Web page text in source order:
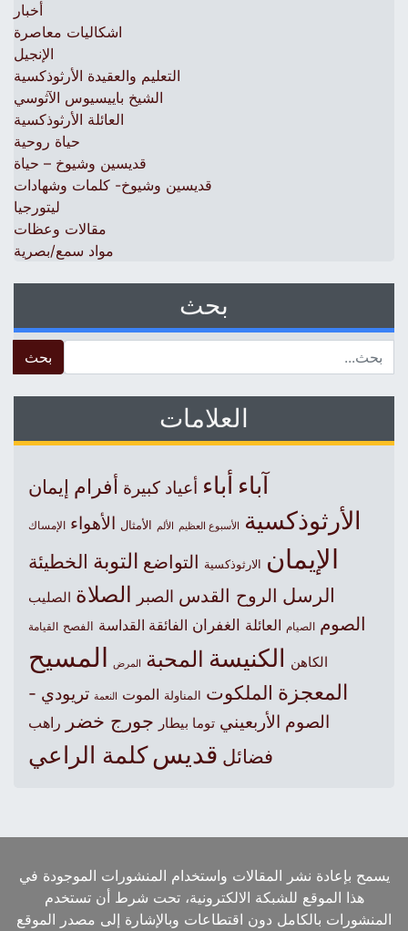
أخبار
اشكاليات معاصرة
الإنجيل
التعليم والعقيدة الأرثوذكسية
الشيخ باييسيوس الآثوسي
العائلة الأرثوذكسية
حياة روحية
قديسين وشيوخ – حياة
قديسين وشيوخ- كلمات وشهادات
ليتورجيا
مقالات وعظات
مواد سمع/بصرية
بحث
العلامات
آباءأباء أعياد كبيرة أفرام إيمان
الأرثوذكسية الأسبوع العظيم الألم الأمثال الأهواء الإمساك
الإيمان الارثوذكسية التواضع التوبة الخطيئة
الرسل الروح القدس الصبر الصلاة الصليب
الصوم الصيام العائلة الغفران الفائقة القداسة الفصح القيامة
الكاهن الكنيسةالمحبة المرض المسيح
المعجزة الملكوت المناولة الموت النعمة تريودي -
الصوم الأربعيني توما بيطار جورج خضر راهب
فضائل قديس كلمة الراعي
يسمح بإعادة نشر المقالات واستخدام المنشورات الموجودة في
هذا الموقع للشبكة الالكترونية، تحت شرط أن تستخدم
المنشورات بالكامل دون اقتطاعات وبالإشارة إلى مصدر الموقع